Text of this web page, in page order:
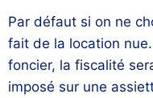
Par défaut si on ne
fait de la location
foncier, la fiscalité
imposé sur une